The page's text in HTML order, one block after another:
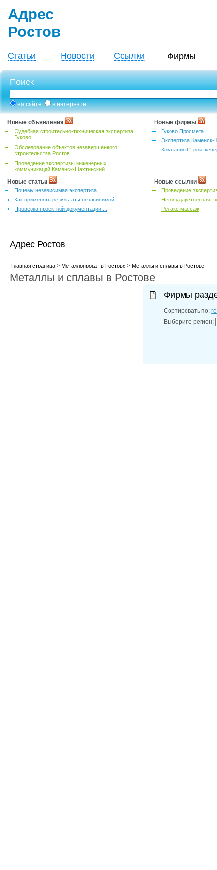
Адрес
Ростов
Статьи Новости Ссылки Фирмы
Поиск
на сайте в интернете
Новые объявления
Судебная строительно-техническая экспертиза
Гуково
Обследование объектов незавершенного
строительства Ростов
Проведение экспертизы инженерных
коммуникаций Каменск-Шахтинский
Новые фирмы
Гуково Просмета
Экспертиза Каменск-
Компания
Новые статьи
Почему независимая экспертиза...
Как применять результаты независимой...
Проверка проектной документации:...
Новые ссылки
Проведение
Негосударственная
Релакс массаж
Адрес Ростов
Главная страница> Металлопрокат в Ростове> Металлы и сплавы в Ростове
Металлы и сплавы в Ростове
Фирмы
Сортировать по:
Выберите регион: